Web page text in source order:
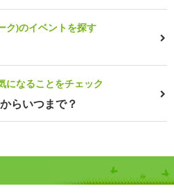
ク)のイベントを探す
になることをチェック
らいつまで？